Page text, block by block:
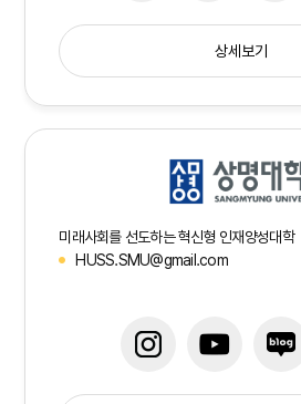
상세보기
미래사회를 선도하는 혁신형 인재양성대학
HUSS.SMU@gmail.com